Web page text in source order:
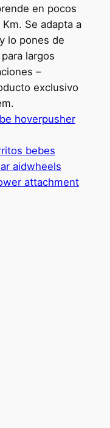
en pocos
Se adapta a
lo pones de
largos
–
exclusivo